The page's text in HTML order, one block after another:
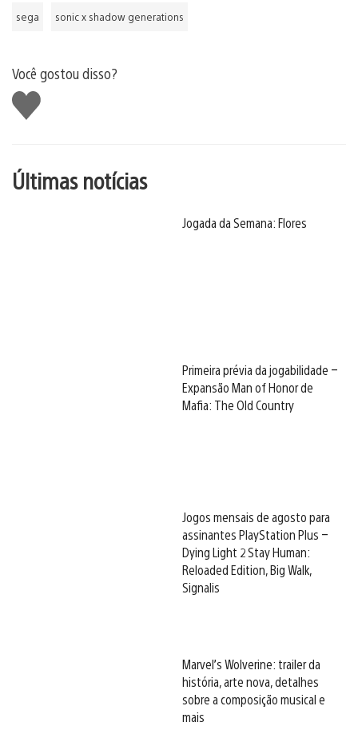
sega sonic x shadow generations
Você gostou disso?
Curtir
Últimas notícias
Jogada da Semana: Flores
Primeira prévia da jogabilidade –
Expansão Man of Honor de
Mafia: The Old Country
Jogos mensais de agosto para
assinantes PlayStation Plus –
Dying Light 2 Stay Human:
Reloaded Edition, Big Walk,
Signalis
Marvel’s Wolverine: trailer da
história, arte nova, detalhes
sobre a composição musical e
mais